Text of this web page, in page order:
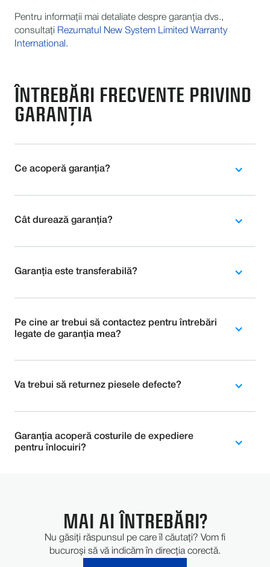
Pentru informații mai detaliate despre garanția dvs.,
consultați Rezumatul New System Limited Warranty
International.
ÎNTREBĂRI FRECVENTE PRIVIND
GARANȚIA
Ce acoperă garanția?
Cât durează garanția?
Garanția este transferabilă?
Pe cine ar trebui să contactez pentru întrebări
legate de garanția mea?
Va trebui să returnez piesele defecte?
Garanția acoperă costurile de expediere
pentru înlocuiri?
MAI AI ÎNTREBĂRI?
Nu găsiți răspunsul pe care îl căutați? Vom fi
bucuroși să vă indicăm în direcția corectă.